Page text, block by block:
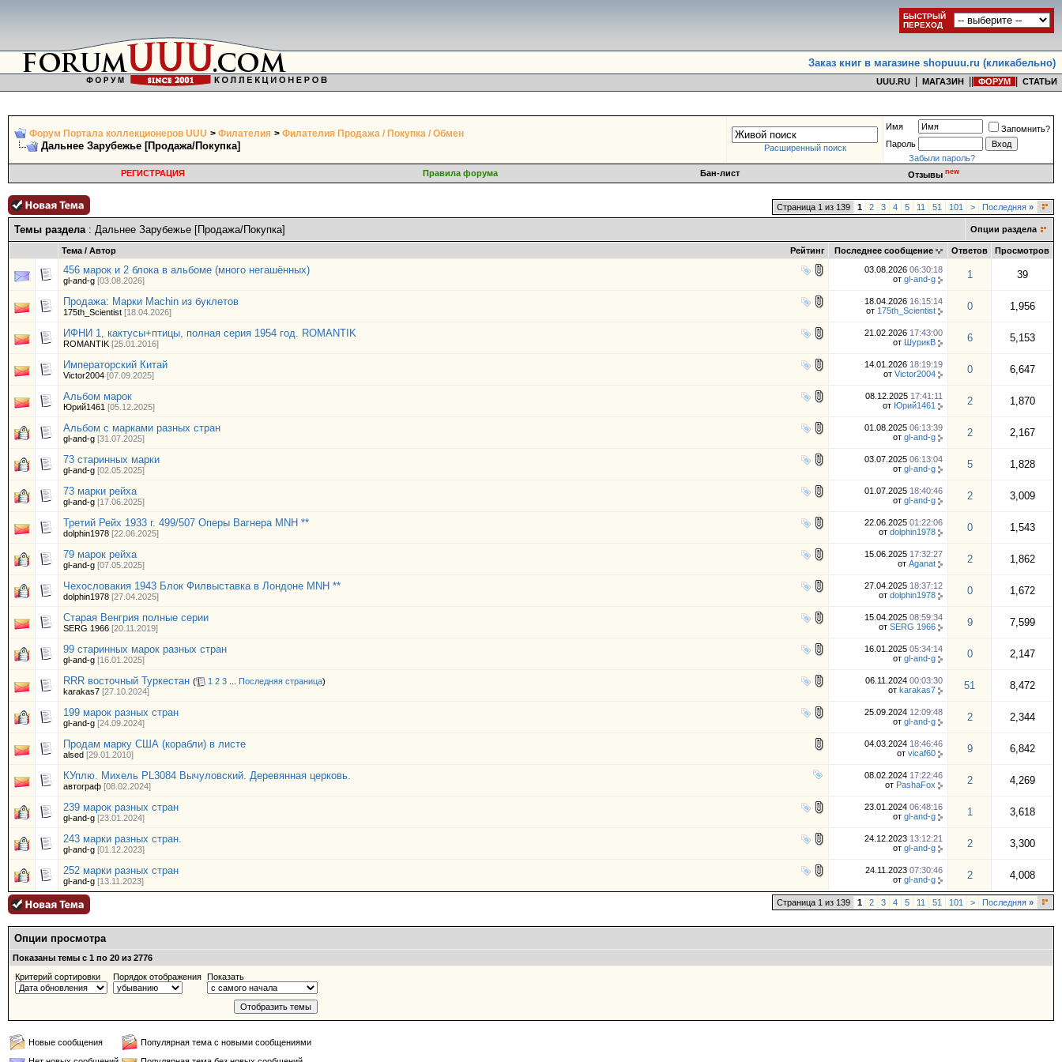
БЫСТРЫЙ
ПЕРЕХОД
Заказ книг в магазине shopuuu.ru (кликабельно)
UUU.RU МАГАЗИН ФОРУМ СТАТЬИ
Форум Портала коллекционеров UUU > Филателия > Филателия Продажа / Покупка / Обмен
Дальнее Зарубежье [Продажа/Покупка] Расширенный поиск
Имя
Запомнить?
Пароль
Забыли пароль?
РЕГИСТРАЦИЯ
Правила форума Бан-лист Отзывы new
Страница 1 из 139 1 2 3 4 5 11 51 101 > Последняя »
Темы раздела: Дальнее Зарубежье [Продажа/Покупка] Опции раздела
Рейтинг
Тема / Автор Последнее сообщение Ответов Просмотров
456 марок и 2 блока в альбоме (много негашённых)
gl-and-g [03.08.2026]
03.08.2026 06:30:18
от gl-and-g 1 39
Продажа: Марки Machin из буклетов
175th_Scientist [18.04.2026]
18.04.2026 16:15:14
от 175th_Scientist 0 1,956
ИФНИ 1, кактусы+птицы, полная серия 1954 год. ROMANTIK
ROMANTIK [25.01.2016]
21.02.2026 17:43:00
от ШурикВ 6 5,153
Императорский Китай
Victor2004 [07.09.2025]
14.01.2026 18:19:19
от Victor2004 0 6,647
Альбом марок
Юрий1461 [05.12.2025]
08.12.2025 17:41:11
от Юрий1461 2 1,870
Альбом с марками разных стран
gl-and-g [31.07.2025]
01.08.2025 06:13:39
от gl-and-g 2 2,167
73 старинных марки
gl-and-g [02.05.2025]
03.07.2025 06:13:04
от gl-and-g 5 1,828
73 марки рейха
gl-and-g [17.06.2025]
01.07.2025 18:40:46
от gl-and-g 2 3,009
Третий Рейх 1933 г. 499/507 Оперы Вагнера MNH **
dolphin1978 [22.06.2025]
22.06.2025 01:22:06
от dolphin1978 0 1,543
79 марок рейха
gl-and-g [07.05.2025]
15.06.2025 17:32:27
от Aganat 2 1,862
Чехословакия 1943 Блок Филвыставка в Лондоне MNH **
dolphin1978 [27.04.2025]
27.04.2025 18:37:12
от dolphin1978 0 1,672
Старая Венгрия полные серии
SERG 1966 [20.11.2019]
15.04.2025 08:59:34
от SERG 1966 9 7,599
99 старинных марок разных стран
gl-and-g [16.01.2025]
16.01.2025 05:34:14
от gl-and-g 0 2,147
RRR восточный Туркестан ( 1 2 3 Последняя страница)
karakas7 [27.10.2024]
06.11.2024 00:03:30
от karakas7 51 8,472
199 марок разных стран
gl-and-g [24.09.2024]
25.09.2024 12:09:48
от gl-and-g 2 2,344
Продам марку США (корабли) в листе
alsed [29.01.2010]
04.03.2024 18:46:46
от vicaf60 9 6,842
КУплю. Михель PL3084 Вычуловский. Деревянная церковь.
автограф [08.02.2024]
08.02.2024 17:22:46
от PashaFox 2 4,269
239 марок разных стран
gl-and-g [23.01.2024]
23.01.2024 06:48:16
от gl-and-g 1 3,618
243 марки разных стран.
gl-and-g [01.12.2023]
24.12.2023 13:12:21
от gl-and-g 2 3,300
252 марки разных стран
gl-and-g [13.11.2023]
24.11.2023 07:30:46
от gl-and-g 2 4,008
Страница 1 из 139 1 2 3 4 5 11 51 101 > Последняя »
Опции просмотра
Показаны темы с 1 по 20 из 2776
Критерий сортировки
Порядок отображения Показать
Новые сообщения
Популярная тема с новыми сообщениями